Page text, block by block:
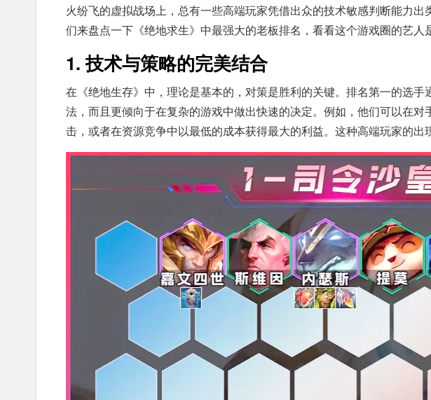
火纷飞的虚拟战场上，总有一些高端玩家凭借出众的技术敏感判断能力
们来盘点一下《绝地求生》中最强大的老板排名，看看这个游戏圈的艺人
1. 技术与策略的完美结合
在《绝地生存》中，理论是基本的，对策是胜利的关键。排名第一的选
法，而且更倾向于在复杂的游戏中做出快速的决定。例如，他们可以在
击，或者在资源竞争中以最低的成本获得最大的利益。这种高端玩家的出